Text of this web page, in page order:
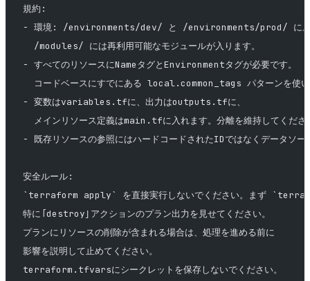
規約:
- 環境: /environments/dev/ と /environments/prod/ にルー
  /modules/ には再利用可能なモジュールが入ります。
- すべてのリソースにNameタグとEnvironmentタグが必要です。
コードベースにすでにある local.common_tags パターンを使
- 変数はvariables.tfに、出力はoutputs.tfに、
メインリソース定義はmain.tfに入れます。分離を維持してくださ
- 既存リソースの参照にはハードコードされたIDではなくデータソー
安全ルール:
`terraform apply` を直接実行しないでください。まず
特に「destroy」アクションのプラン出力を見せてください。
プランにリソースの削除が含まれる場合は、処理を進める前に
影響を説明して止めてください。
terraform.tfvarsにシークレットを保存しないでください。